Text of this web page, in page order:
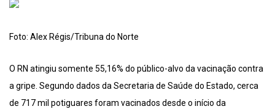
Foto: Alex Régis/Tribuna do Norte
O RN atingiu somente 55,16% do público-alvo da vacinação contra
a gripe. Segundo dados da Secretaria de Saúde do Estado, cerca
de 717 mil potiguares foram vacinados desde o início da